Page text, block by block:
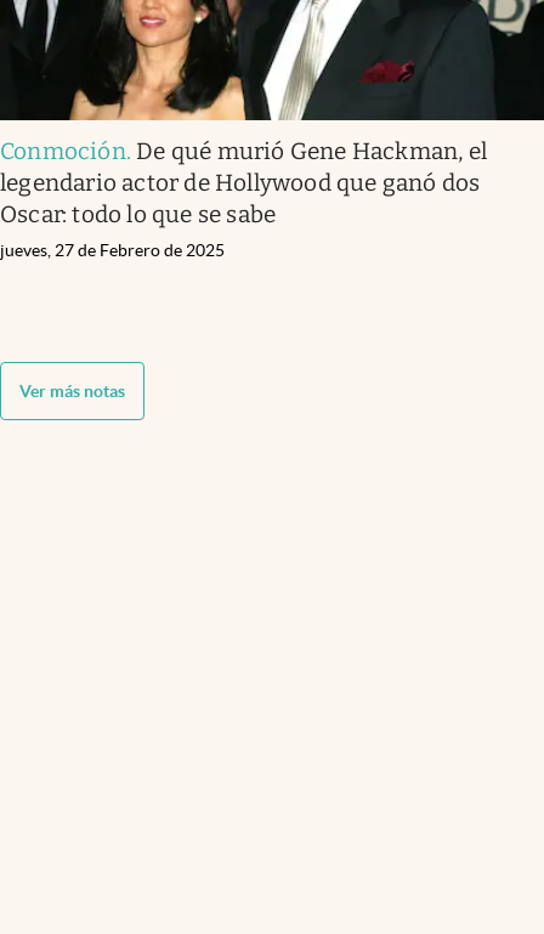
Conmoción. De qué murió Gene Hackman, el
legendario actor de Hollywood que ganó dos
Oscar: todo lo que se sabe
jueves, 27 de Febrero de 2025
Ver más notas